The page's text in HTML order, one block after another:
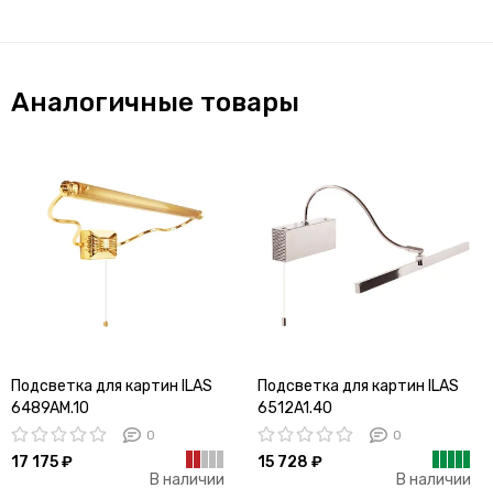
Аналогичные товары
Подсветка для картин ILAS
6489AM.10
0
17 175 ₽
В наличии
Подсветка для картин ILAS
6512A1.40
0
15 728 ₽
В наличии